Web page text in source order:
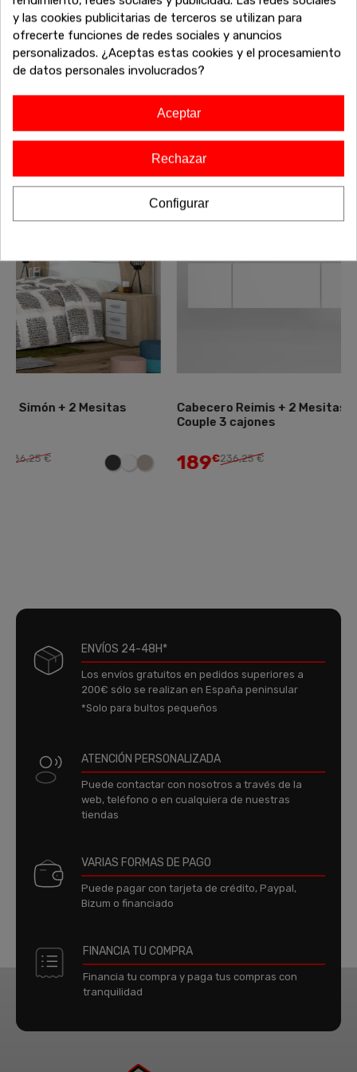
¿No has terminado aún? Sigue explorando nuestras
increíbles ofertas de liquidación en muebles de alta calidad.
Encuentra más sofás, armarios, mesas y todo lo que
necesitas para completar tu hogar a precios inigualables.
¡Sigue comprando y aprovecha estos descuentos
exclusivos antes de que se agoten!
Cabecero Reimis + 2 Mesitas
189 236,25 €
Cabecero con
2 Mesitas
229
ENVÍOS 24-48H*
Los envíos gratuitos en pedidos superiores a
200€ sólo se realizan en España peninsular
*Solo para bultos pequeños
ATENCIÓN PERSONALIZADA
Puede contactar con nosotros a través de la
web, teléfono o en cualquiera de nuestras
tiendas
VARIAS FORMAS DE PAGO
Puede pagar con tarjeta de crédito, Paypal,
Bizum o financiado
FINANCIA TU COMPRA
Financia tu compra y paga tus compras con
tranquilidad
y las cookies publicitarias de terceros se utilizan para
ofrecerte funciones de redes sociales y anuncios
personalizados. ¿Aceptas estas cookies y el procesamiento
de datos personales involucrados?
Aceptar
Rechazar
Configurar